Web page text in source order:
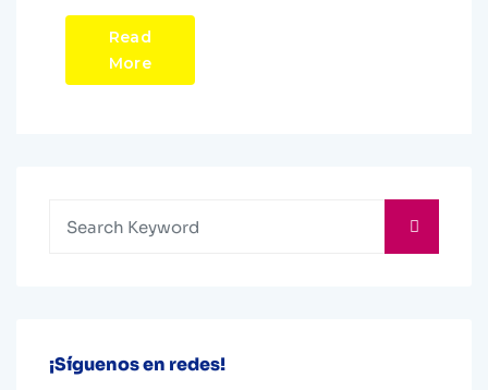
Read
More
¡Síguenos en redes!